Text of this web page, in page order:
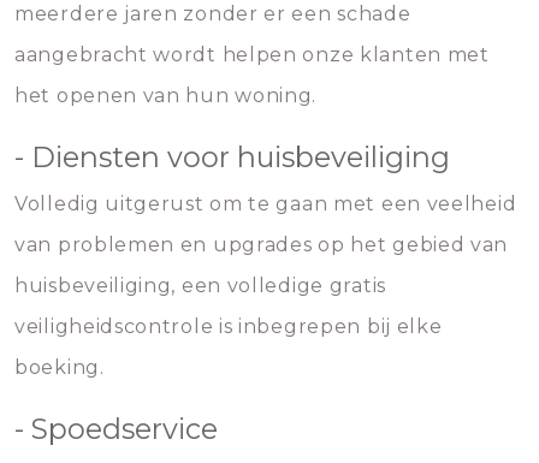
meerdere jaren zonder er een schade
aangebracht wordt helpen onze klanten met
het openen van hun woning.
- Diensten voor huisbeveiliging
Volledig uitgerust om te gaan met een veelheid
van problemen en upgrades op het gebied van
huisbeveiliging, een volledige gratis
veiligheidscontrole is inbegrepen bij elke
boeking.
- Spoedservice